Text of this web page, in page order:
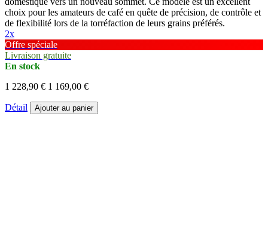
choix pour les amateurs de café en quête de précision, de contrôle et
de flexibilité lors de la torréfaction de leurs grains préférés.
2x
Offre spéciale
Livraison gratuite
En stock
1 228,90 € 1 169,00 €
Détail Ajouter au panier